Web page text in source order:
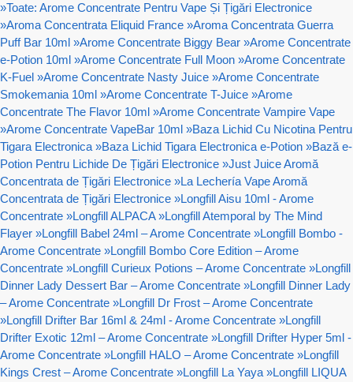
»Toate: Arome Concentrate Pentru Vape Și Țigări Electronice
»Aroma Concentrata Eliquid France »Aroma Concentrata Guerra
Puff Bar 10ml »Arome Concentrate Biggy Bear »Arome Concentrate
e-Potion 10ml »Arome Concentrate Full Moon »Arome Concentrate
K-Fuel »Arome Concentrate Nasty Juice »Arome Concentrate
Smokemania 10ml »Arome Concentrate T-Juice »Arome
Concentrate The Flavor 10ml »Arome Concentrate Vampire Vape
»Arome Concentrate VapeBar 10ml »Baza Lichid Cu Nicotina Pentru
Tigara Electronica »Baza Lichid Tigara Electronica e-Potion »Bază e-
Potion Pentru Lichide De Țigări Electronice »Just Juice Aromă
Concentrata de Țigări Electronice »La Lechería Vape Aromă
Concentrata de Țigări Electronice »Longfill Aisu 10ml - Arome
Concentrate »Longfill ALPACA »Longfill Atemporal by The Mind
Flayer »Longfill Babel 24ml – Arome Concentrate »Longfill Bombo -
Arome Concentrate »Longfill Bombo Core Edition – Arome
Concentrate »Longfill Curieux Potions – Arome Concentrate »Longfill
Dinner Lady Dessert Bar – Arome Concentrate »Longfill Dinner Lady
– Arome Concentrate »Longfill Dr Frost – Arome Concentrate
»Longfill Drifter Bar 16ml & 24ml - Arome Concentrate »Longfill
Drifter Exotic 12ml – Arome Concentrate »Longfill Drifter Hyper 5ml -
Arome Concentrate »Longfill HALO – Arome Concentrate »Longfill
Kings Crest – Arome Concentrate »Longfill La Yaya »Longfill LIQUA